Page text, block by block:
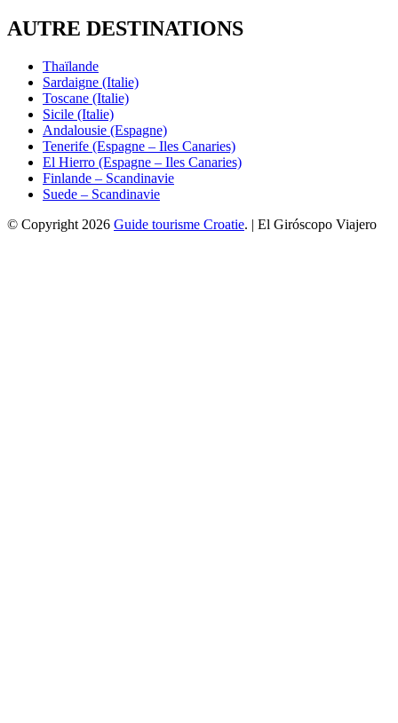
AUTRE DESTINATIONS
Thaïlande
Sardaigne (Italie)
Toscane (Italie)
Sicile (Italie)
Andalousie (Espagne)
Tenerife (Espagne – Iles Canaries)
El Hierro (Espagne – Iles Canaries)
Finlande – Scandinavie
Suede – Scandinavie
© Copyright 2026 Guide tourisme Croatie. | El Giróscopo Viajero